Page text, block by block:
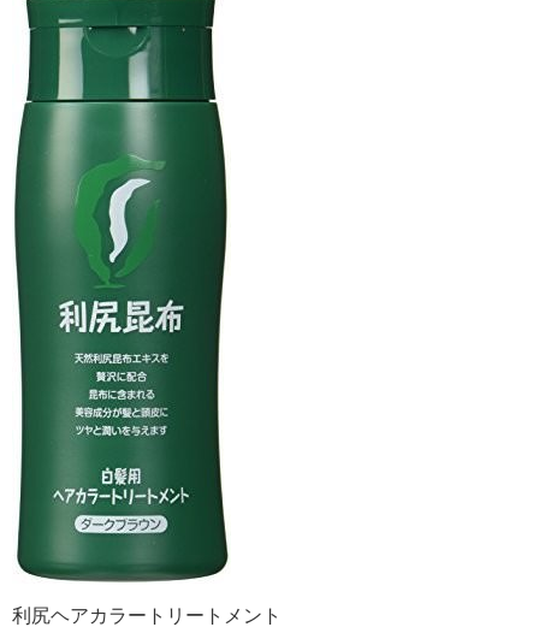
利尻ヘアカラートリートメント